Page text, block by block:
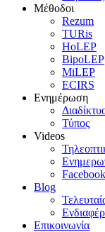
Μέθοδοι
Rezum
TURis
HoLEP
BipoLEP
MiLEP
ECIRS
Ενημέρωση
Τύπος
Videos
Blog
Επικοινωνία